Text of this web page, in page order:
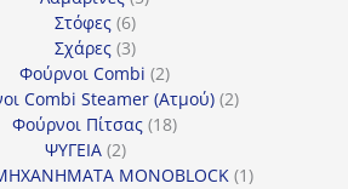
Στόφες 66
προϊόντα
Σχάρες 33
προϊόντα
Φούρνοι Combi 22
προϊόντα
Combi Steamer (Ατμού) 22
Φούρνοι Πίτσας 1818
ΨΥΓΕΙΑ 22
προϊόντα
MONOBLOCK 11